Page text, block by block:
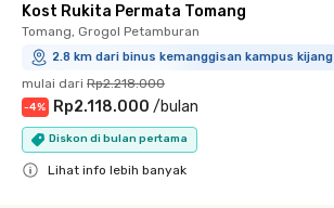
Kost Rukita Permata Tomang
Tomang, Grogol Petamburan
2.8 km dari binus kemanggisan kampus kijang
mulai dari Rp2.218.000
-4% Rp2.118.000 /bulan
Diskon di bulan pertama
Lihat info lebih banyak